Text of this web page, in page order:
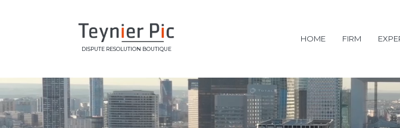
DISPUTE RESOLUTION BOUTIQUE
HOME FIRM